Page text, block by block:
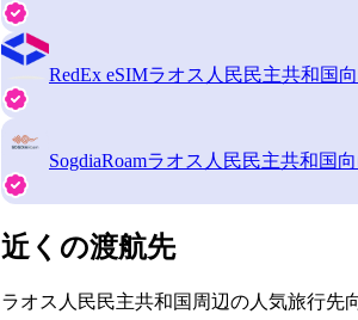
RedEx eSIMラオス人民民主共和国
SogdiaRoamラオス人民民主共和国
近くの渡航先
ラオス人民民主共和国周辺の人気旅行先